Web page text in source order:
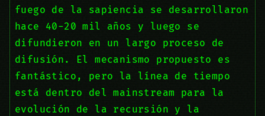
fuego de la sapiencia se desarrollaron
hace 40-20 mil años y luego se
difundieron en un largo proceso de
difusión. El mecanismo propuesto es
fantástico, pero la línea de tiempo
está dentro del mainstream para la
evolución de la recursión y la